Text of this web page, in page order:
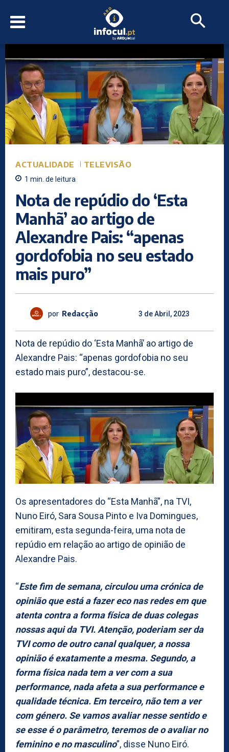
ACTUALIDADE TELEVISÃO
1 min. de leitura
Nota de repúdio do ‘Esta
Manhã’ ao artigo de
Alexandre Pais: “apenas
gordofobia no seu estado
mais puro”
por Redacção 3 de Abril, 2023
Nota de repúdio do ‘Esta Manhã’ ao artigo de
Alexandre Pais: “apenas gordofobia no seu
estado mais puro”, destacou-se.
Os apresentadores do “Esta Manhã”, na TVI,
Nuno Eiró, Sara Sousa Pinto e Iva Domingues,
emitiram, esta segunda-feira, uma nota de
repúdio em relação ao artigo de opinião de
Alexandre Pais.
“Este fim de semana, circulou uma crónica de
opinião que está a fazer eco nas redes em que
atenta contra a forma física de duas colegas
nossas aqui da TVI. Atenção, poderiam ser da
TVI como de outro canal qualquer, a nossa
opinião é exatamente a mesma. Segundo, a
forma física nada tem a ver com a sua
performance, nada afeta a sua performance e
qualidade técnica. Em terceiro, não tem a ver
com género. Se vamos avaliar nesse sentido e
se esse é o parâmetro, teremos de o avaliar no
feminino e no masculino”, disse Nuno Eiró.